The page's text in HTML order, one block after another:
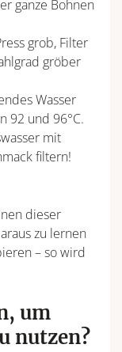
ganze Bohnen
grob, Filter
gröber
Wasser
92 und 96°C.
mit
filtern!
dieser
zu lernen
– so wird
um
nutzen?